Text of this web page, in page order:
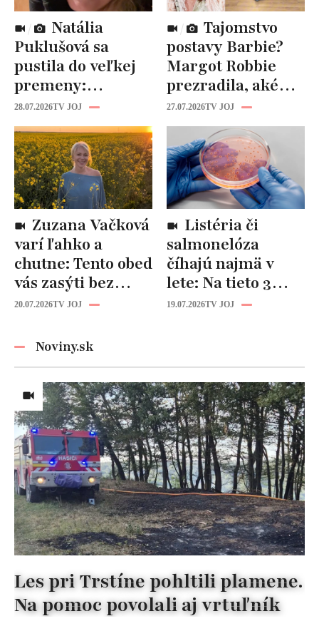
Puklušová sa
pustila do veľkej
premeny:
Odborníci však
varujú, pozor na
prísne diéty!
28.07.2026TV JOJ
postavy Barbie?
Margot Robbie
prezradila, aké
cviky jej pomohli
spevniť celé telo
27.07.2026TV JOJ
varí ľahko a
chutne: Tento obed
vás zasýti bez
zbytočných kalórií
20.07.2026TV JOJ
salmonelóza
číhajú najmä v
lete: Na tieto 3
pravidlá pri jedle
19.07.2026TV JOJ
Noviny.sk
Les pri Trstíne pohltili plamene.
Na pomoc povolali aj vrtuľník